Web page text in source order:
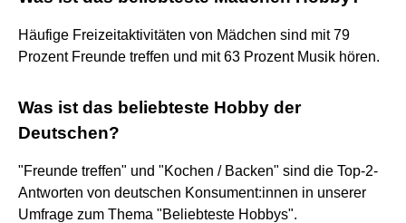
Häufige Freizeitaktivitäten von Mädchen sind mit 79
Prozent Freunde treffen und mit 63 Prozent Musik hören.
Was ist das beliebteste Hobby der
Deutschen?
"Freunde treffen" und "Kochen / Backen" sind die Top-2-
Antworten von deutschen Konsument:innen in unserer
Umfrage zum Thema "Beliebteste Hobbys".